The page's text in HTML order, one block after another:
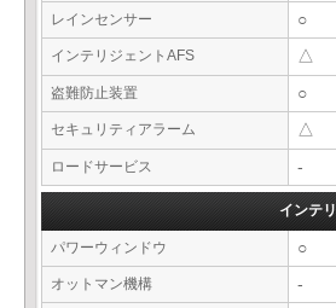
レインセンサー ○
インテリジェントAFS △
盗難防止装置 ○
セキュリティアラーム △
ロードサービス -
インテ
パワーウィンドウ ○
オットマン機構 -